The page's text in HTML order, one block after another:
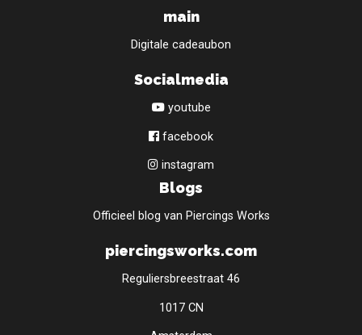
main
Digitale cadeaubon
Socialmedia
youtube
facebook
instagram
Blogs
Officieel blog van Piercings Works
piercingsworks.com
Reguliersbreestraat 46
1017 CN